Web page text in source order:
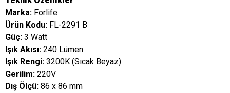
Marka: Forlife
Ürün Kodu: FL-2291 B
Güç: 3 Watt
Işık Akısı: 240 Lümen
Işık Rengi: 3200K (Sıcak Beyaz)
Gerilim: 220V
Dış Ölçü: 86 x 86 mm